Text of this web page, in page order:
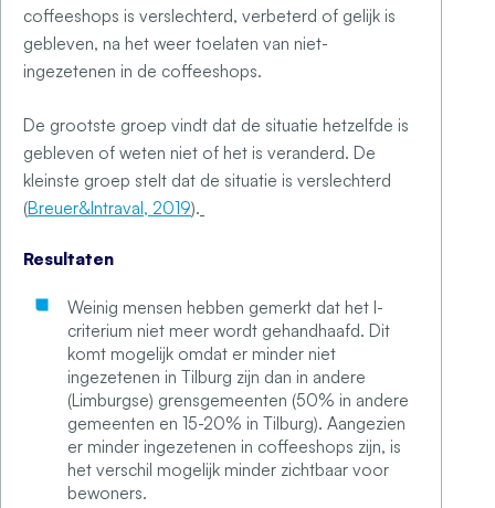
coffeeshops is verslechterd, verbeterd of gelijk is
gebleven, na het weer toelaten van niet-
ingezetenen in de coffeeshops.
De grootste groep vindt dat de situatie hetzelfde is
gebleven of weten niet of het is veranderd. De
kleinste groep stelt dat de situatie is verslechterd
(Breuer&Intraval, 2019).
Resultaten
Weinig mensen hebben gemerkt dat het I-
criterium niet meer wordt gehandhaafd. Dit
komt mogelijk omdat er minder niet
ingezetenen in Tilburg zijn dan in andere
(Limburgse) grensgemeenten (50% in andere
gemeenten en 15-20% in Tilburg). Aangezien
er minder ingezetenen in coffeeshops zijn, is
het verschil mogelijk minder zichtbaar voor
bewoners.